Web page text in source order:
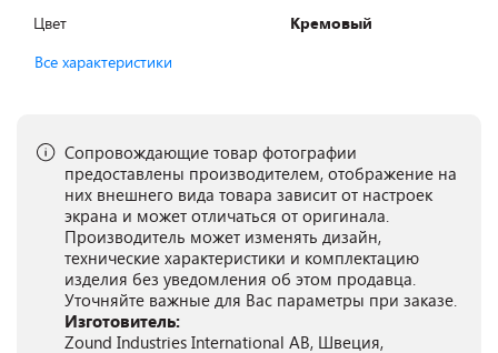
Цвет
Кремовый
Все характеристики
Сопровождающие товар фотографии
предоставлены производителем, отображение на
них внешнего вида товара зависит от настроек
экрана и может отличаться от оригинала.
Производитель может изменять дизайн,
технические характеристики и комплектацию
изделия без уведомления об этом продавца.
Уточняйте важные для Вас параметры при заказе.
Изготовитель:
Zound Industries International AB, Швеция,